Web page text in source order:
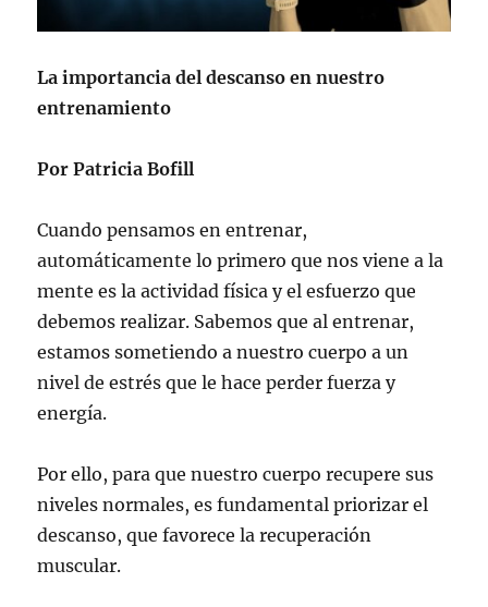
La importancia del descanso en nuestro
entrenamiento
Por Patricia Bofill
Cuando pensamos en entrenar,
automáticamente lo primero que nos viene a la
mente es la actividad física y el esfuerzo que
debemos realizar. Sabemos que al entrenar,
estamos sometiendo a nuestro cuerpo a un
nivel de estrés que le hace perder fuerza y
energía.
Por ello, para que nuestro cuerpo recupere sus
niveles normales, es fundamental priorizar el
descanso, que favorece la recuperación
muscular.